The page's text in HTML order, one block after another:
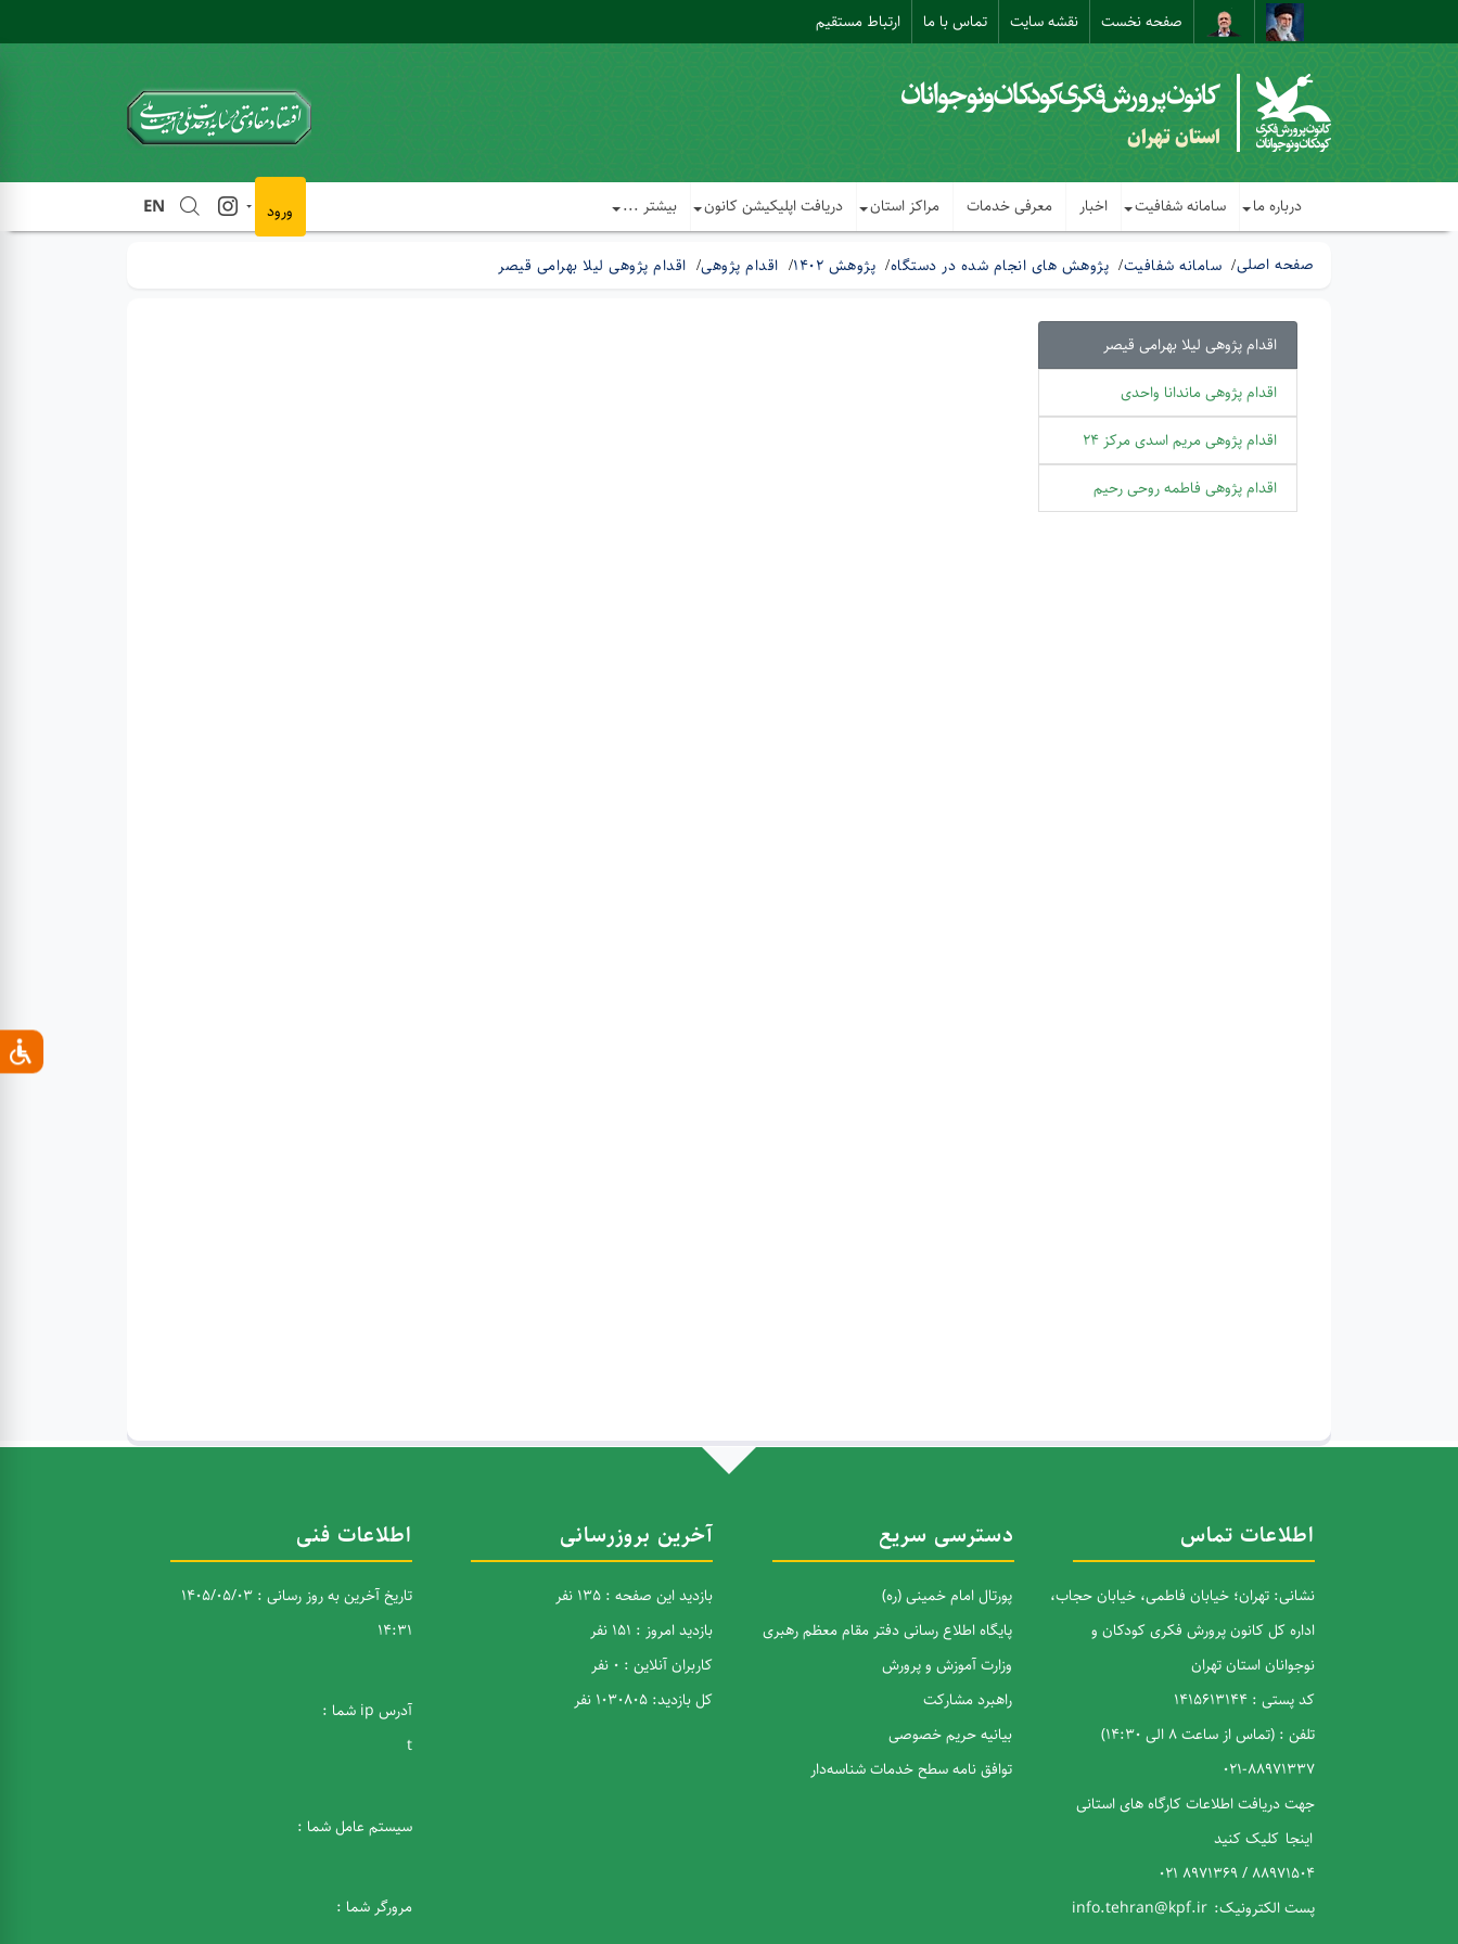
صفحه نخست نقشه سایت تماس با ما ارتباط مستقیم
استان تهران
درباره ما سامانه شفافیت اخبار معرفی خدمات مراکز استان دریافت اپلیکیشن کانون بیشتر ... EN ورود
صفحه اصلی سامانه شفافیت پژوهش های انجام شده در دستگاه پژوهش 1402 اقدام پژوهی اقدام پژوهی لیلا بهرامی قیصر
اقدام پژوهی لیلا بهرامی قیصر
اقدام پژوهی ماندانا واحدی
اقدام پژوهی مریم اسدی مرکز 24
اقدام پژوهی فاطمه روحی رحیم
اطلاعات تماس
نشانی: تهران؛ خیابان فاطمی، خیابان حجاب،
اداره کل کانون پرورش فکری کودکان و
نوجوانان استان تهران
کد پستی : 1415613144
تلفن : (تماس از ساعت 8 الی 14:30)
88971337-021
جهت دریافت اطلاعات کارگاه های استانی
اینجا کلیک کنید
88971504 / 8971369 021
پست الکترونیک: info.tehran@kpf.ir
دسترسی سریع
پورتال امام خمینی (ره)
پایگاه اطلاع رسانی دفتر مقام معظم رهبری
وزارت آموزش و پرورش
راهبرد مشارکت
بیانیه حریم خصوصی
توافق نامه سطح خدمات شناسه‌دار
آخرین بروزرسانی
بازدید این صفحه : 135 نفر
بازدید امروز : 151 نفر
کاربران آنلاین : 0 نفر
کل بازدید: 1030805 نفر
اطلاعات فنی
تاریخ آخرین به روز رسانی : 1405/05/03
14:31
آدرس ip شما :
t
سیستم عامل شما :
مرورگر شما :